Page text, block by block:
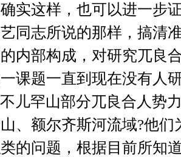
实这样，也可以进一步
同志所说的那样，搞清
内部构成，对研究兀良
课题一直到现在没有人
儿罕山部分兀良合人势
、额尔齐斯河流域?他
的问题，根据目前所知